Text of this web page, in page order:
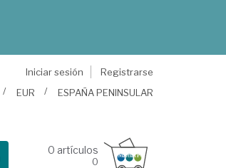
Iniciar sesión
Registrarse
EUR ESPAÑA PENINSULAR
0 artículos
0